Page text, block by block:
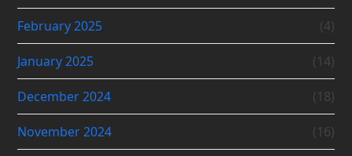
February 2025 (4)
January 2025 (14)
December 2024 (18)
November 2024 (16)